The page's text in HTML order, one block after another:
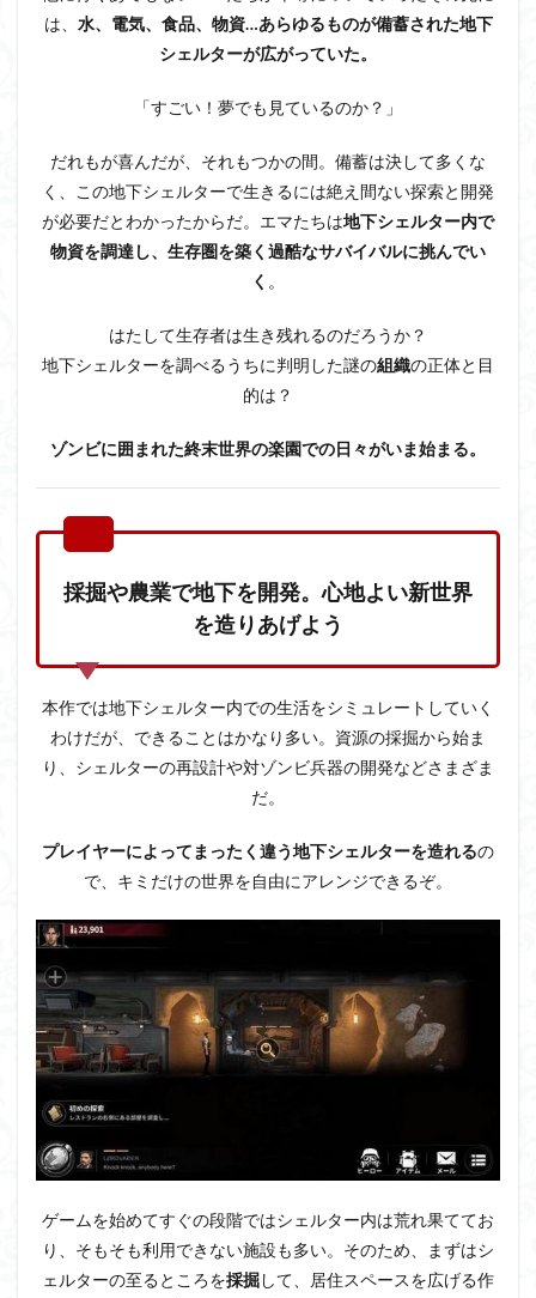
は、 水、電気、食品、物資…あらゆるものが備蓄された地下
シェルターが広がっていた。
「すごい！夢でも見ているのか？」
だれもが喜んだが、それもつかの間。備蓄は決して多くな
く、この地下シェルターで生きるには絶え間ない探索と開発
が必要だとわかったからだ。エマたちは地下シェルター内で
物資を調達し、生存圏を築く過酷なサバイバルに挑んでい
く 。
はたして生存者は生き残れるのだろうか？
地下シェルターを調べるうちに判明した謎の組織の正体と目
的は？
ゾンビに囲まれた終末世界の楽園での日々がいま始まる。
採掘や農業で地下を開発。心地よい新世界
を造りあげよう
本作では地下シェルター内での生活をシミュレートしていく
わけだが、できることはかなり多い。資源の採掘から始ま
り、シェルターの再設計や対ゾンビ兵器の開発などさまざま
だ。
プレイヤーによってまったく違う地下シェルターを造れるの
で、キミだけの世界を自由にアレンジできるぞ。
ゲームを始めてすぐの段階ではシェルター内は荒れ果ててお
り、そもそも利用できない施設も多い。そのため、まずはシ
ェルターの至るところを採掘して、居住スペースを広げる作